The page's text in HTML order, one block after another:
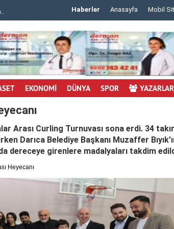
Haberler Anasayfa Mobil
EKONOMİ DÜNYA SPOR YAZARLAR
Arası Curling Turnuvası sona erdi. 34
Darıca Belediye Başkanı Muzaffer
dereceye girenlere madalyaları takdim
Heyecanı